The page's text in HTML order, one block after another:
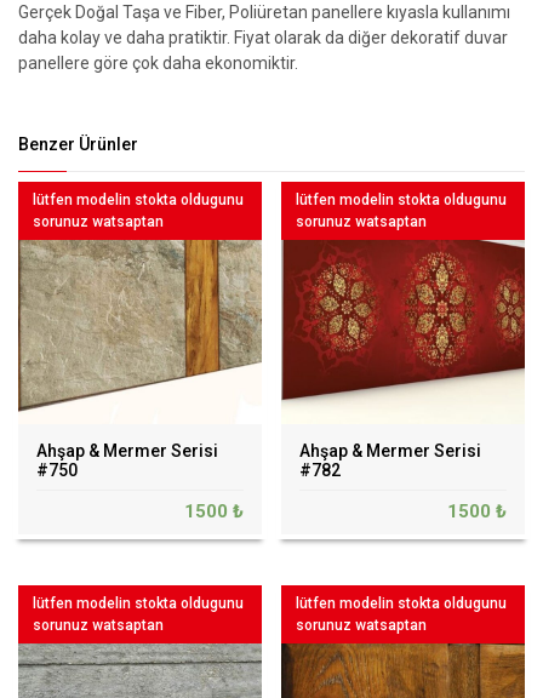
Gerçek Doğal Taşa ve Fiber, Poliüretan panellere kıyasla kullanımı
daha kolay ve daha pratiktir. Fiyat olarak da diğer dekoratif duvar
panellere göre çok daha ekonomiktir.
Benzer Ürünler
lütfen modelin stokta oldugunu
sorunuz watsaptan
Ahşap & Mermer Serisi
#750
1500 ₺
lütfen modelin stokta oldugunu
sorunuz watsaptan
Ahşap & Mermer Serisi
#782
1500 ₺
lütfen modelin stokta oldugunu
sorunuz watsaptan
lütfen modelin stokta oldugunu
sorunuz watsaptan